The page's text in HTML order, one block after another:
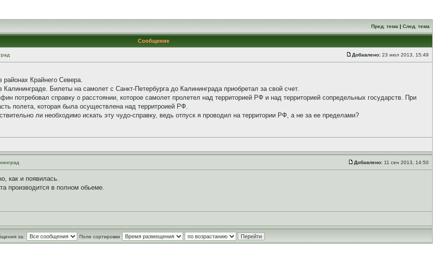
Пред. тема | След. тема
Сообщение
Добавлено: 23 июл 2013, 15:49
районах Крайнего Севера.
Калининграде. Билеты на самолет с Санкт-Петербурга до Калининграда приобретал за свой счет.
потребовал справку о расстоянии, которое самолет пролетел над территорией РФ и над территорией сопредельных государств. При
полета, которая была осуществлена над территроией РФ.
ли необходимо искать эту чудо-справку, ведь отпуск я проводил на территории РФ, а не за ее пределами?
Добавлено: 11 сен 2013, 14:50
как и появилась.
производится в полном обьеме.
за: Поле сортировки